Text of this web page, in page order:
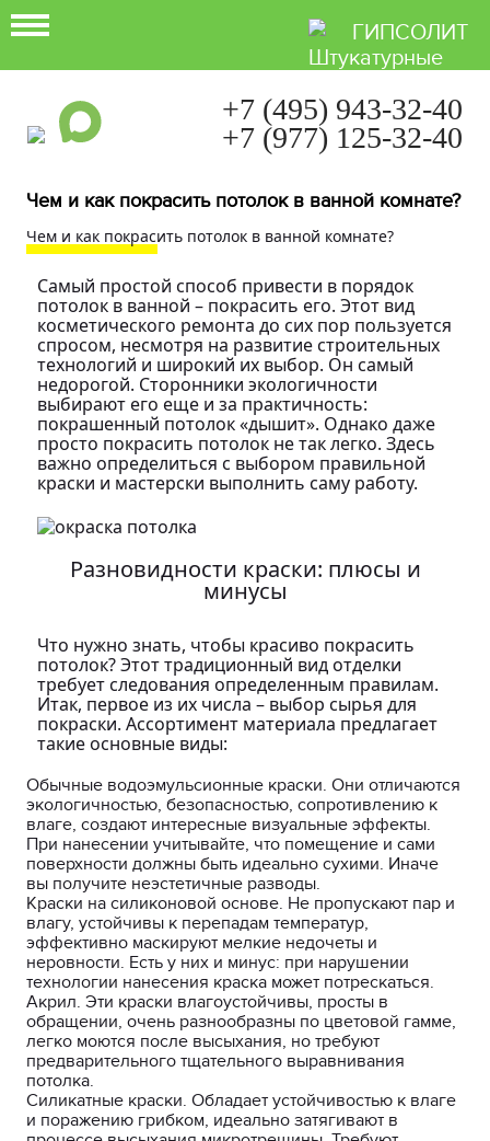
ГИПСОЛИТ
+7 (495) 943-32-40
+7 (977) 125-32-40
Чем и как покрасить потолок в ванной комнате?
Чем и как покрасить потолок в ванной комнате?
Самый простой способ привести в порядок
потолок в ванной – покрасить его. Этот вид
косметического ремонта до сих пор пользуется
спросом, несмотря на развитие строительных
технологий и широкий их выбор. Он самый
недорогой. Сторонники экологичности
выбирают его еще и за практичность:
покрашенный потолок «дышит». Однако даже
просто покрасить потолок не так легко. Здесь
важно определиться с выбором правильной
краски и мастерски выполнить саму работу.
Разновидности краски: плюсы и
минусы
Что нужно знать, чтобы красиво покрасить
потолок? Этот традиционный вид отделки
требует следования определенным правилам.
Итак, первое из их числа – выбор сырья для
покраски. Ассортимент материала предлагает
такие основные виды:
Обычные водоэмульсионные краски. Они отличаются
экологичностью, безопасностью, сопротивлению к
влаге, создают интересные визуальные эффекты.
При нанесении учитывайте, что помещение и сами
поверхности должны быть идеально сухими. Иначе
вы получите неэстетичные разводы.
Краски на силиконовой основе. Не пропускают пар и
влагу, устойчивы к перепадам температур,
эффективно маскируют мелкие недочеты и
неровности. Есть у них и минус: при нарушении
технологии нанесения краска может потрескаться.
Акрил. Эти краски влагоустойчивы, просты в
обращении, очень разнообразны по цветовой гамме,
легко моются после высыхания, но требуют
предварительного тщательного выравнивания
потолка.
Силикатные краски. Обладает устойчивостью к влаге
и поражению грибком, идеально затягивают в